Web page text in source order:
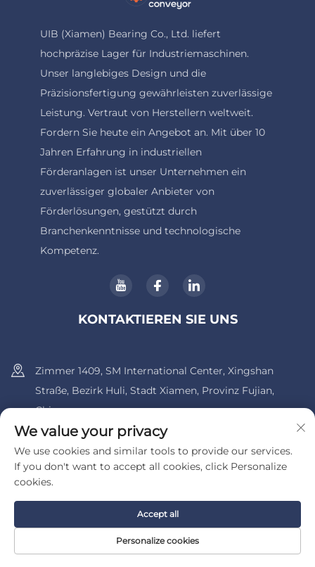
UIB (Xiamen) Bearing Co., Ltd. liefert
hochpräzise Lager für Industriemaschinen.
Unser langlebiges Design und die
Präzisionsfertigung gewährleisten zuverlässige
Leistung. Vertraut von Herstellern weltweit.
Fordern Sie heute ein Angebot an. Mit über 10
Jahren Erfahrung in industriellen
Förderanlagen ist unser Unternehmen ein
zuverlässiger globaler Anbieter von
Förderlösungen, gestützt durch
Branchenkenntnisse und technologische
Kompetenz.
KONTAKTIEREN SIE UNS
Zimmer 1409, SM International Center, Xingshan
Straße, Bezirk Huli, Stadt Xiamen, Provinz Fujian,
China.
+86-13600956803
[email protected]
Urheberrecht © 2025 durch UIB (Xiamen) Bearing Co., Ltd.
Datenschutzrichtlinie
We value your privacy
We use cookies and similar tools to provide our services.
If you don't want to accept all cookies, click Personalize
cookies.
Personalize cookies
Accept all